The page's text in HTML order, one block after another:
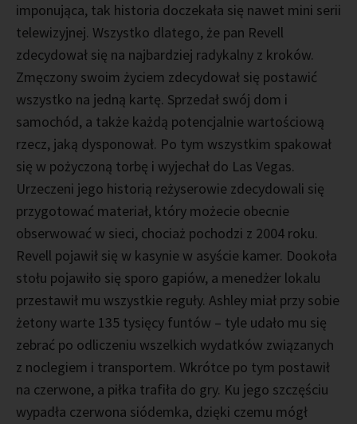
imponująca, tak historia doczekała się nawet mini serii
telewizyjnej. Wszystko dlatego, że pan Revell
zdecydował się na najbardziej radykalny z kroków.
Zmęczony swoim życiem zdecydował się postawić
wszystko na jedną kartę. Sprzedał swój dom i
samochód, a także każdą potencjalnie wartościową
rzecz, jaką dysponował. Po tym wszystkim spakował
się w pożyczoną torbę i wyjechał do Las Vegas.
Urzeczeni jego historią reżyserowie zdecydowali się
przygotować materiał, który możecie obecnie
obserwować w sieci, chociaż pochodzi z 2004 roku.
Revell pojawił się w kasynie w asyście kamer. Dookoła
stołu pojawiło się sporo gapiów, a menedżer lokalu
przestawił mu wszystkie reguły. Ashley miał przy sobie
żetony warte 135 tysięcy funtów – tyle udało mu się
zebrać po odliczeniu wszelkich wydatków związanych
z noclegiem i transportem. Wkrótce po tym postawił
na czerwone, a piłka trafiła do gry. Ku jego szczęściu
wypadła czerwona siódemka, dzięki czemu mógł